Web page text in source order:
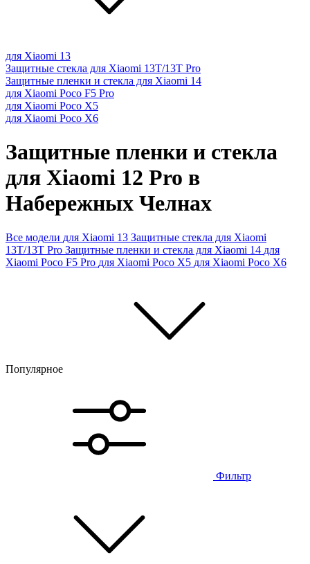
для Xiaomi 13
Защитные стекла для Xiaomi 13T/13T Pro
Защитные пленки и стекла для Xiaomi 14
для Xiaomi Poco F5 Pro
для Xiaomi Poco X5
для Xiaomi Poco X6
Защитные пленки и стекла
для Xiaomi 12 Pro в
Набережных Челнах
Все модели для Xiaomi 13 Защитные стекла для Xiaomi
13T/13T Pro Защитные пленки и стекла для Xiaomi 14 для
Xiaomi Poco F5 Pro для Xiaomi Poco X5 для Xiaomi Poco X6
Популярное
Фильтр